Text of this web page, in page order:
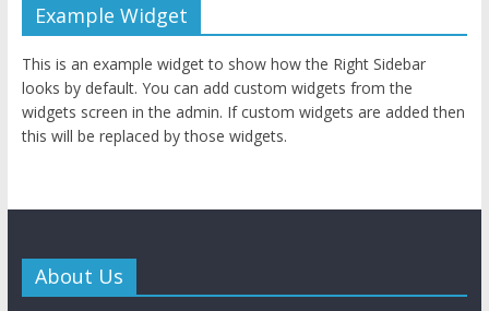
Example Widget
This is an example widget to show how the Right Sidebar
looks by default. You can add custom widgets from the
widgets screen in the admin. If custom widgets are added then
this will be replaced by those widgets.
About Us